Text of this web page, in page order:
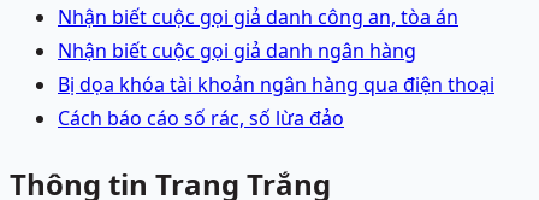
Nhận biết cuộc gọi giả danh công an, tòa án
Nhận biết cuộc gọi giả danh ngân hàng
Bị dọa khóa tài khoản ngân hàng qua điện thoại
Cách báo cáo số rác, số lừa đảo
Thông tin Trang Trắng